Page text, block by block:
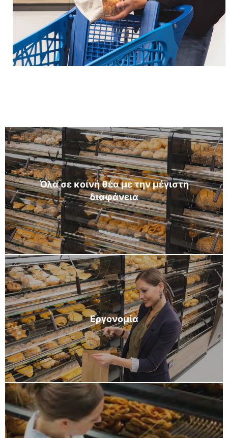
Όλα σε κοινή θέα με την μέγιστη
διαφάνεια
Εργονομία